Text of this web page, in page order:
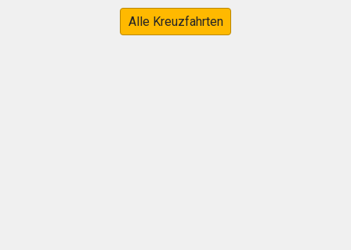
Alle Kreuzfahrten